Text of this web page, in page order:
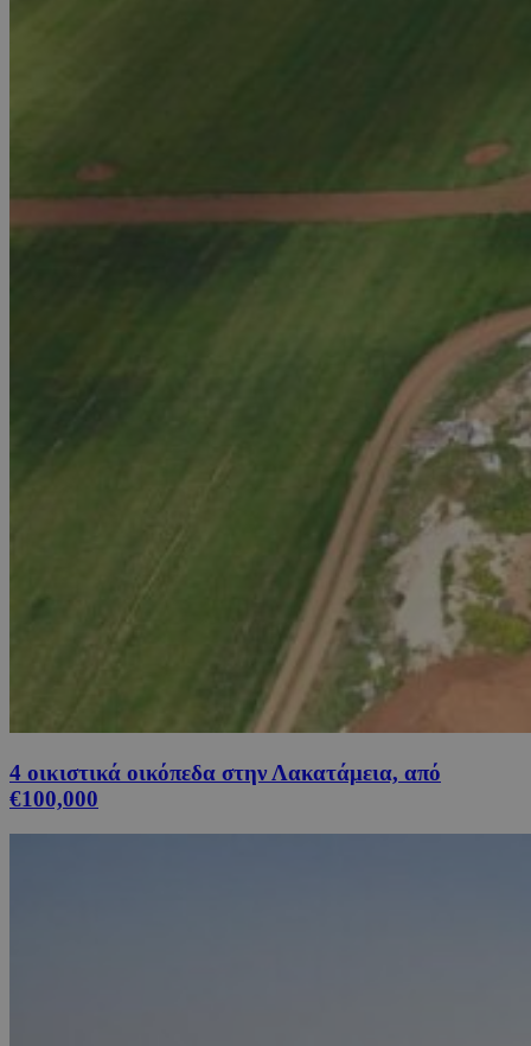
4 οικιστικά οικόπεδα στην Λακατάμεια, από
€100,000